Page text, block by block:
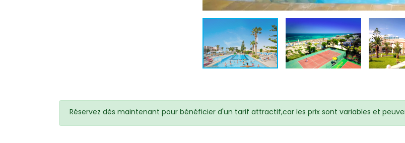
Réservez dès maintenant pour bénéficier d'un tarif attractif,car les prix sont variables et